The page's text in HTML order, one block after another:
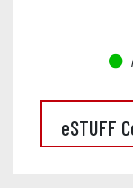
eSTUFF